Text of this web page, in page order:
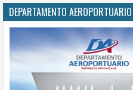
DEPARTAMENTO AEROPORTUARIO